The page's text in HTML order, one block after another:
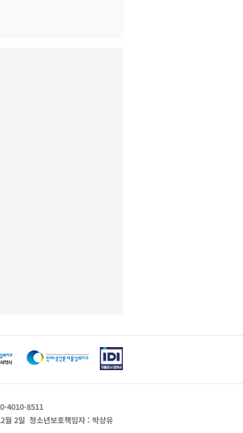
4010-8511
월 2일 청소년보호책임자 : 박상유